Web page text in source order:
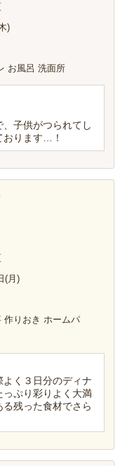
)
お風呂 洗面所
子供がつられてし
おります…！
(月)
作りおき ホームパ
よく３日分のディナ
ぷり彩りよく大満
残った食材でさら